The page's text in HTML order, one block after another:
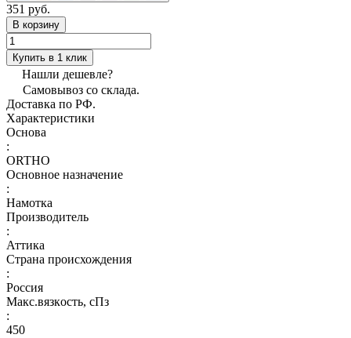
351 руб.
В корзину
Купить в 1 клик
Нашли дешевле?
Самовывоз со склада.
Доставка по РФ.
Характеристики
Основа
:
ORTHO
Основное назначение
:
Намотка
Производитель
:
Аттика
Страна происхождения
:
Россия
Макс.вязкoсть, сПз
:
450